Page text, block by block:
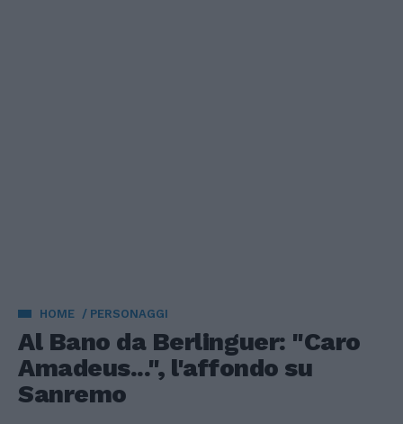
HOME PERSONAGGI
Al Bano da Berlinguer: "Caro
Amadeus...", l'affondo su
Sanremo